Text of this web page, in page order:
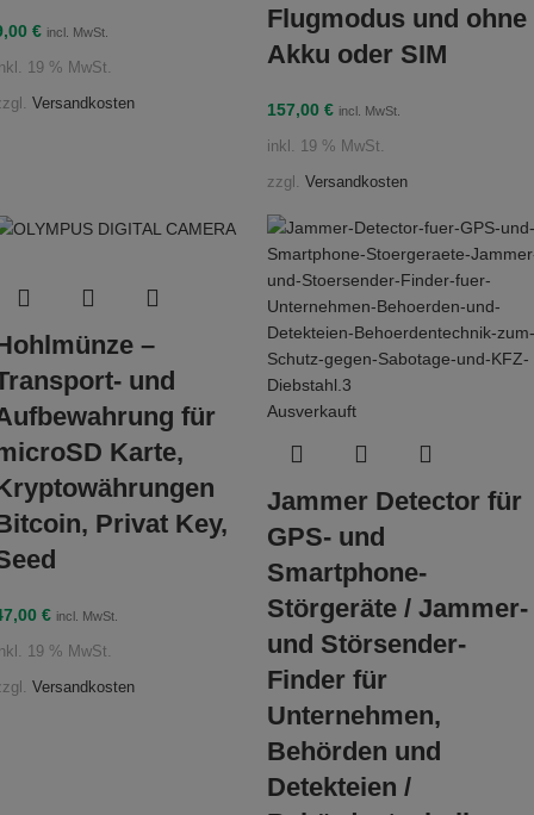
€ incl. MwSt.
19 % MwSt.
Versandkosten
Flugmodus und ohne
Akku oder SIM
157,00 € incl. MwSt.
inkl. 19 % MwSt.
zzgl. Versandkosten
–
und
für
Karte,
Privat Key,
€ incl. MwSt.
19 % MwSt.
Versandkosten
Ausverkauft
Jammer Detector für
GPS- und
Smartphone-
Störgeräte / Jammer-
und Störsender-
Finder für
Unternehmen,
Behörden und
Detekteien /